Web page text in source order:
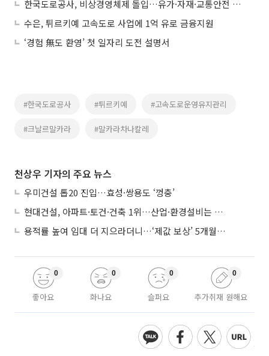
한국도로공사, 비상경영체제 돌입…유가·자재·교통안전 대응 강화
수은, 튀르키예 고속도로 사업에 1억 유로 금융지원
‘경험 無도 환영’ 첫 일자리 도전 설명서
#한국도로공사 #튀르키예 #고속도로운영유지관리
#크날르말카라 #말카라차나칼레
천상우 기자의 주요 뉴스
우미건설 톱20 진입…효성·쌍용도 ‘껑충’
현대건설, 아파트·토건·건축 1위…산업·환경설비는 삼성E&A
용적률 높여 임대 더 지으라더니…‘제값 보상’ 5개월째 국회에 발목
좋아요
0
화나요
0
슬퍼요
0
추가취재 원해요
0